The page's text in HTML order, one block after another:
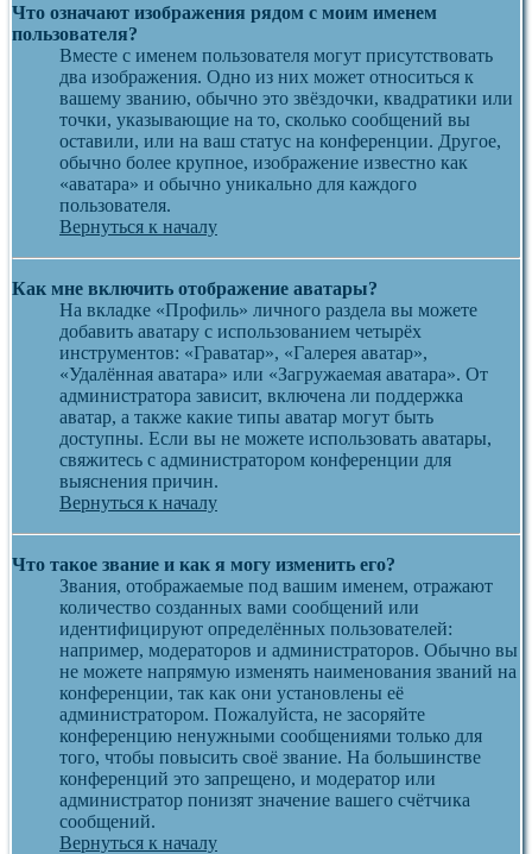
Что означают изображения рядом с моим именем
пользователя?
Вместе с именем пользователя могут присутствовать
два изображения. Одно из них может относиться к
вашему званию, обычно это звёздочки, квадратики или
точки, указывающие на то, сколько сообщений вы
оставили, или на ваш статус на конференции. Другое,
обычно более крупное, изображение известно как
«аватара» и обычно уникально для каждого
пользователя.
Вернуться к началу
Как мне включить отображение аватары?
На вкладке «Профиль» личного раздела вы можете
добавить аватару с использованием четырёх
инструментов: «Граватар», «Галерея аватар»,
«Удалённая аватара» или «Загружаемая аватара». От
администратора зависит, включена ли поддержка
аватар, а также какие типы аватар могут быть
доступны. Если вы не можете использовать аватары,
свяжитесь с администратором конференции для
выяснения причин.
Вернуться к началу
Что такое звание и как я могу изменить его?
Звания, отображаемые под вашим именем, отражают
количество созданных вами сообщений или
идентифицируют определённых пользователей:
например, модераторов и администраторов. Обычно вы
не можете напрямую изменять наименования званий на
конференции, так как они установлены её
администратором. Пожалуйста, не засоряйте
конференцию ненужными сообщениями только для
того, чтобы повысить своё звание. На большинстве
конференций это запрещено, и модератор или
администратор понизят значение вашего счётчика
сообщений.
Вернуться к началу